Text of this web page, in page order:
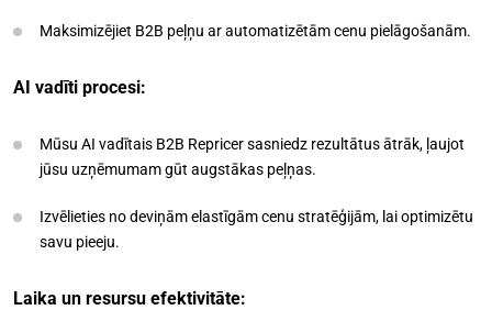
Maksimizējiet B2B peļņu ar automatizētām cenu pielāgošanām.
AI vadīti procesi:
Mūsu AI vadītais B2B Repricer sasniedz rezultātus ātrāk, ļaujot
jūsu uzņēmumam gūt augstākas peļņas.
Izvēlieties no deviņām elastīgām cenu stratēģijām, lai optimizētu
savu pieeju.
Laika un resursu efektivitāte: